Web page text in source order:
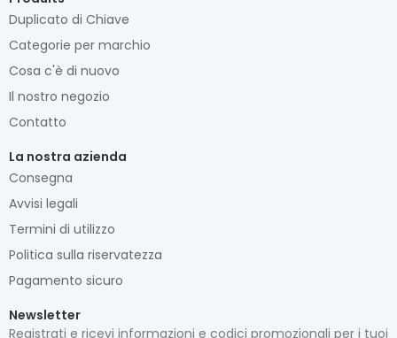
Duplicato di Chiave
Categorie per marchio
Cosa c'è di nuovo
Il nostro negozio
Contatto
La nostra azienda
Consegna
Avvisi legali
Termini di utilizzo
Politica sulla riservatezza
Pagamento sicuro
Newsletter
Registrati e ricevi informazioni e codici promozionali per i tuoi